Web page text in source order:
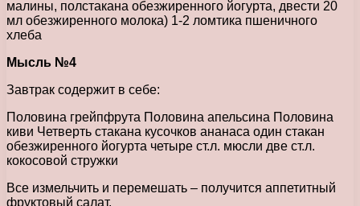
малины, полстакана обезжиренного йогурта, двести 20
мл обезжиренного молока) 1-2 ломтика пшеничного
хлеба
Мысль №4
Завтрак содержит в себе:
Половина грейпфрута Половина апельсина Половина
киви Четверть стакана кусочков ананаса один стакан
обезжиренного йогурта четыре ст.л. мюсли две ст.л.
кокосовой стружки
Все измельчить и перемешать – получится аппетитный
фруктовый салат.